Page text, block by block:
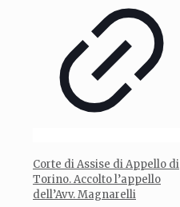
Corte di Assise di Appello di
Torino. Accolto l’appello
dell’Avv. Magnarelli